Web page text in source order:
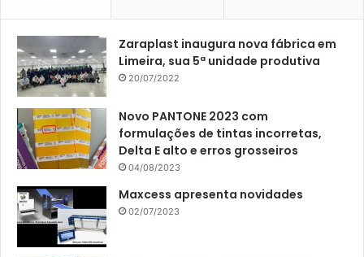
Zaraplast inaugura nova fábrica em
Limeira, sua 5ª unidade produtiva
20/07/2022
Novo PANTONE 2023 com
formulações de tintas incorretas,
Delta E alto e erros grosseiros
04/08/2023
Maxcess apresenta novidades
02/07/2023